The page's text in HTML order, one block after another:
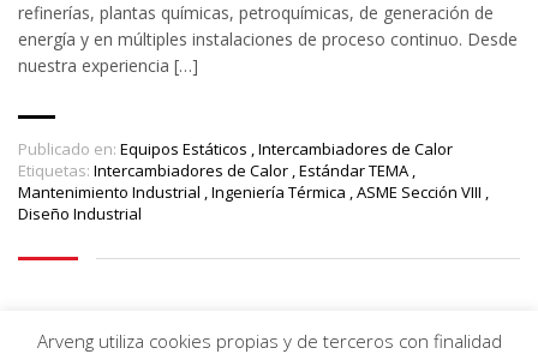
refinerías, plantas químicas, petroquímicas, de generación de
energía y en múltiples instalaciones de proceso continuo. Desde
nuestra experiencia […]
Publicado en: Equipos Estáticos ,Intercambiadores de Calor
Etiquetas: Intercambiadores de Calor ,Estándar TEMA ,
Mantenimiento Industrial ,Ingeniería Térmica ,ASME Sección VIII ,
Diseño Industrial
Arveng utiliza cookies propias y de terceros con finalidad